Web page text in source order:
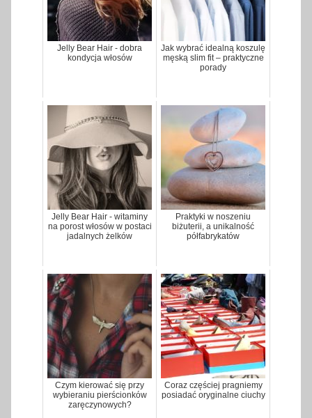
Jelly Bear Hair - dobra
kondycja włosów
Jak wybrać idealną koszulę
męską slim fit – praktyczne
porady
Jelly Bear Hair - witaminy
na porost włosów w postaci
jadalnych żelków
Praktyki w noszeniu
biżuterii, a unikalność
półfabrykatów
Czym kierować się przy
wybieraniu pierścionków
zaręczynowych?
Coraz częściej pragniemy
posiadać oryginalne ciuchy